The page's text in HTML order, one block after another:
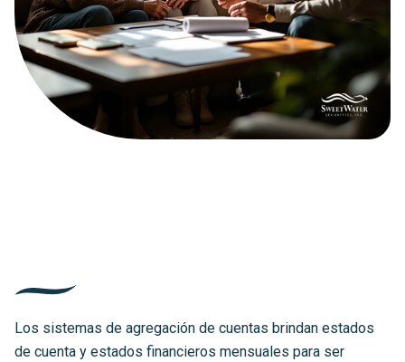
Los sistemas de agregación de cuentas brindan estados
de cuenta y estados financieros mensuales para ser